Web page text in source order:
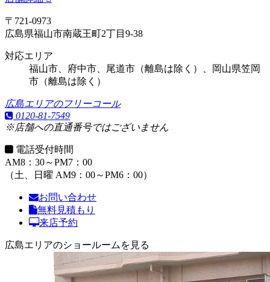
〒721-0973
広島県福山市南蔵王町2丁目9-38
対応エリア
福山市、府中市、尾道市（離島は除く）、岡山県笠岡
市（離島は除く）
広島エリアのフリーコール
0120-81-7549
※店舗への直通番号ではございません
電話受付時間
AM8：30～PM7：00
（土、日曜 AM9：00～PM6：00）
お問い合わせ
無料見積もり
来店予約
広島エリアのショールームを見る